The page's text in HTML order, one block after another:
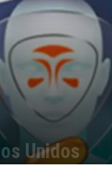
Unidos